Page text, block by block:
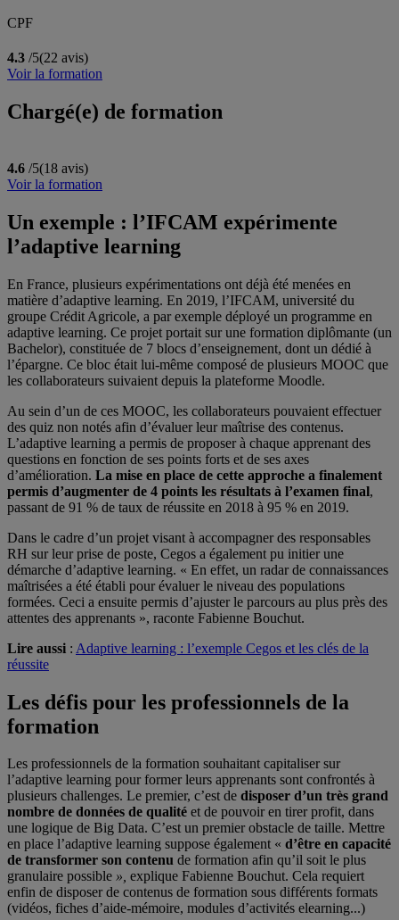
CPF
4.3 /5(22 avis)
Voir la formation
Chargé(e) de formation
4.6 /5(18 avis)
Voir la formation
Un exemple : l’IFCAM expérimente
l’adaptive learning
En France, plusieurs expérimentations ont déjà été menées en
matière d’adaptive learning. En 2019, l’IFCAM, université du
groupe Crédit Agricole, a par exemple déployé un programme en
adaptive learning. Ce projet portait sur une formation diplômante (un
Bachelor), constituée de 7 blocs d’enseignement, dont un dédié à
l’épargne. Ce bloc était lui-même composé de plusieurs MOOC que
les collaborateurs suivaient depuis la plateforme Moodle.
Au sein d’un de ces MOOC, les collaborateurs pouvaient effectuer
des quiz non notés afin d’évaluer leur maîtrise des contenus.
L’adaptive learning a permis de proposer à chaque apprenant des
questions en fonction de ses points forts et de ses axes
d’amélioration. La mise en place de cette approche a finalement
permis d’augmenter de 4 points les résultats à l’examen final,
passant de 91 % de taux de réussite en 2018 à 95 % en 2019.
Dans le cadre d’un projet visant à accompagner des responsables
RH sur leur prise de poste, Cegos a également pu initier une
démarche d’adaptive learning. « En effet, un radar de connaissances
maîtrisées a été établi pour évaluer le niveau des populations
formées. Ceci a ensuite permis d’ajuster le parcours au plus près des
attentes des apprenants », raconte Fabienne Bouchut.
Lire aussi : Adaptive learning : l’exemple Cegos et les clés de la
réussite
Les défis pour les professionnels de la
formation
Les professionnels de la formation souhaitant capitaliser sur
l’adaptive learning pour former leurs apprenants sont confrontés à
plusieurs challenges. Le premier, c’est de disposer d’un très grand
nombre de données de qualité et de pouvoir en tirer profit, dans
une logique de Big Data. C’est un premier obstacle de taille. Mettre
en place l’adaptive learning suppose également « d’être en capacité
de transformer son contenu de formation afin qu’il soit le plus
granulaire possible », explique Fabienne Bouchut. Cela requiert
enfin de disposer de contenus de formation sous différents formats
(vidéos, fiches d’aide-mémoire, modules d’activités elearning...)